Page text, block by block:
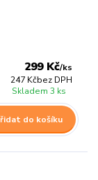
299 Kč/ks
247 Kčbez DPH
Skladem 3 ks
do košíku